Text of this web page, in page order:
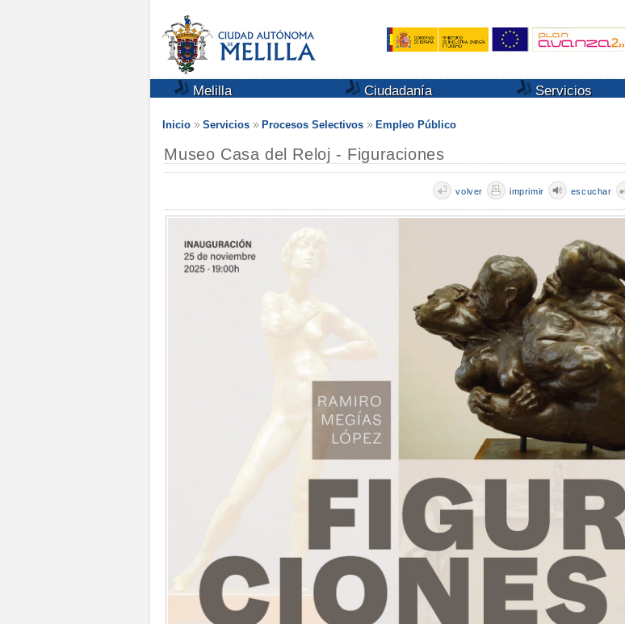
Melilla Ciudadanía Servicios
Inicio Servicios Procesos Selectivos Empleo Público
Museo Casa del Reloj - Figuraciones
escuchar
imprimir
volver